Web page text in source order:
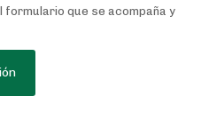
formulario que se acompaña y